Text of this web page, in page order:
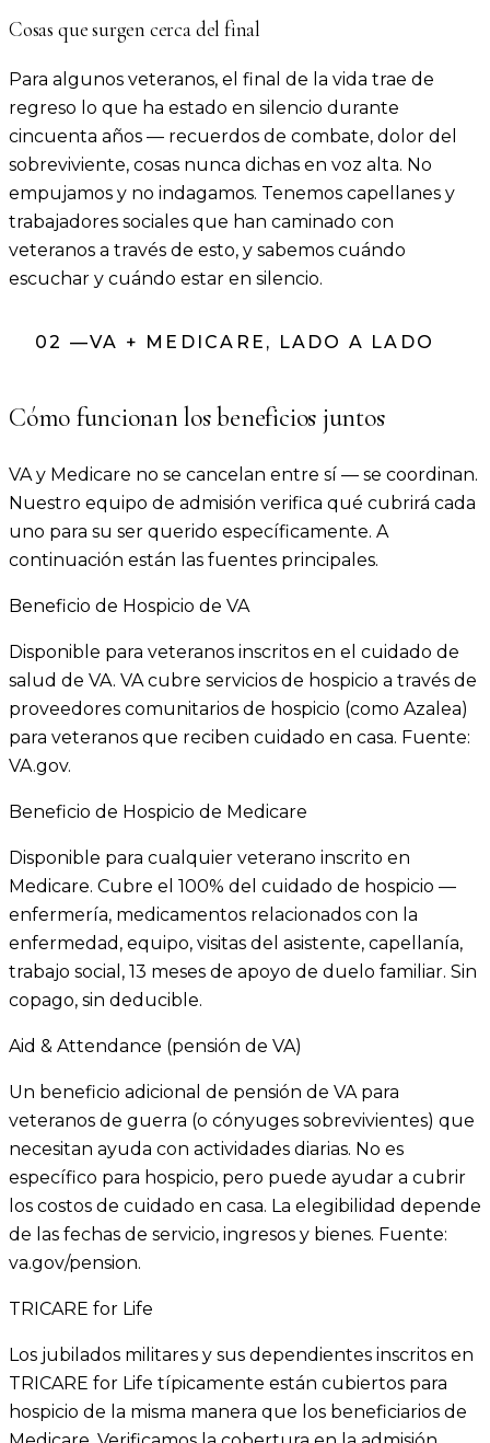
Cosas que surgen cerca del final
Para algunos veteranos, el final de la vida trae de
regreso lo que ha estado en silencio durante
cincuenta años — recuerdos de combate, dolor del
sobreviviente, cosas nunca dichas en voz alta. No
empujamos y no indagamos. Tenemos capellanes y
trabajadores sociales que han caminado con
veteranos a través de esto, y sabemos cuándo
escuchar y cuándo estar en silencio.
02 —VA + MEDICARE, LADO A LADO
Cómo funcionan los beneficios juntos
VA y Medicare no se cancelan entre sí — se coordinan.
Nuestro equipo de admisión verifica qué cubrirá cada
uno para su ser querido específicamente. A
continuación están las fuentes principales.
Beneficio de Hospicio de VA
Disponible para veteranos inscritos en el cuidado de
salud de VA. VA cubre servicios de hospicio a través de
proveedores comunitarios de hospicio (como Azalea)
para veteranos que reciben cuidado en casa. Fuente:
VA.gov.
Beneficio de Hospicio de Medicare
Disponible para cualquier veterano inscrito en
Medicare. Cubre el 100% del cuidado de hospicio —
enfermería, medicamentos relacionados con la
enfermedad, equipo, visitas del asistente, capellanía,
trabajo social, 13 meses de apoyo de duelo familiar. Sin
copago, sin deducible.
Aid & Attendance (pensión de VA)
Un beneficio adicional de pensión de VA para
veteranos de guerra (o cónyuges sobrevivientes) que
necesitan ayuda con actividades diarias. No es
específico para hospicio, pero puede ayudar a cubrir
los costos de cuidado en casa. La elegibilidad depende
de las fechas de servicio, ingresos y bienes. Fuente:
va.gov/pension.
TRICARE for Life
Los jubilados militares y sus dependientes inscritos en
TRICARE for Life típicamente están cubiertos para
hospicio de la misma manera que los beneficiarios de